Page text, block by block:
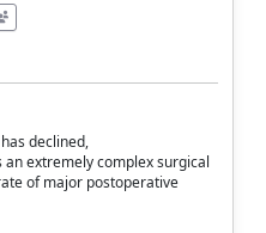
declined,
extremely complex surgical
of major postoperative